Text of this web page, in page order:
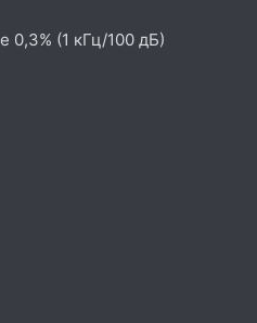
0,3% (1 кГц/100 дБ)